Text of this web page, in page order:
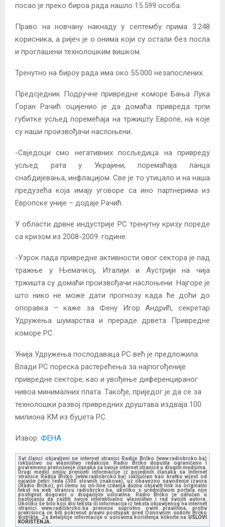
посао је преко бироа рада нашло 15.599 особа.
Право на новчану накнаду у септембу прима 3.248
корисника, а ријеч је о онима који су остали без посла
и проглашени технолошким вишком.
Тренутно на бироу рада има око 55.000 незапослених.
Предсједник Подручне привредне коморе Бања Лука
Горан Рачић оцијенио је да домаћа привреда трпи
губитке усљед поремећаја на тржишту Европе, на које
су наши произвођачи наслоњени.
-Свједоци смо негативних посљедица на привреду
усљед рата у Украјини, поремаћаја ланца
снабдијевања, инфлацијом. Све је то утицало и на наша
предузећа која имају уговоре са ино партнерима из
Европске уније – додаје Рачић.
У области дрвне индустрије РС тренутну кризу пореде
са кризом из 2008-2009. године.
-Узрок пада привредне активности овог сектора је пад
тражње у Њемачкој, Италији и Аустрији на чија
тржишта су домаћи произвођачи наслоњени. Најгоре је
што нико не може дати прогнозу када ће доћи до
опоравка – каже за Фену Игор Андрић, секретар
Удружења шумарства и прераде дрвета Привредне
коморе РС.
Унија Удружења послодаваца РС већ је предложила
Влади РС пореска растерећења за најпогођеније
привредне секторе, као и увођење диференцираног
нивоа минималних плата. Такође, приједог је да се за
технолошки развој привредних друштава издваја 100
милиона КМ из буџета РС.
Извор: ФЕНА
Svi članci objavljeni na internet stranici Radija Brčko (www.radiobrcko.ba)
isključivo su vlasništvo redakcije. Radio Brčko dopušta ograničeno i
povremeno prenošenje članaka sa svoje internet stranice u drugim medijima.
Drugi mediji smiju prenijeti informacije iz pojedinih članaka sa Internet
stranice Radija Brčko (www.radiobrcko.ba) isključivo kao kratku vijest od
najviše četiri reda (300 slovnih znakova), uz obavezno navođenje izvora
(Radio Brčko), pri čemu su on-line izdanja dužna objaviti link na originalni
tekst na web stranicu radiobrcko.ba, ukoliko s uredništvom portala nije
postignut dogovor o drugačijim uslovima. Radio Brčko je odlučan u
nastojanju da zaštiti svoje intelektualno vlasništvo i rad svojih autora.
Ukoliko se bilo koji dio teksta ili informacija iz teksta objavljenog na internet
stranici www.radiobrcko.ba prenese suprotno ovim pravilima, protiv
prekršioca će biti pokrenut pravni postupak pred Osnovnim sudom Brčko
distrikta. Za detaljnije informacije o uslovima korištenja kliknite na USLOVI
KORIŠTENJA.